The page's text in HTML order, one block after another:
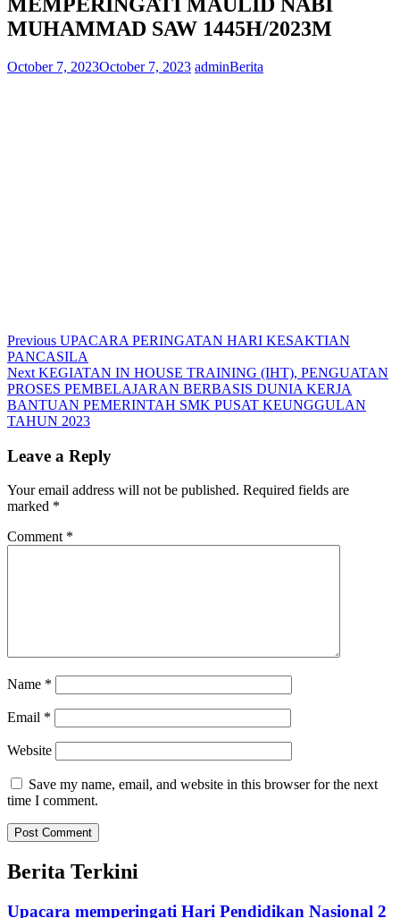
MUHAMMAD SAW 1445H/2023M
October 7, 2023October 7, 2023 adminBerita
Post
navigation
Previous Previous
post:
UPACARA PERINGATAN HARI KESAKTIAN
PANCASILA
Next Next
post:
KEGIATAN IN HOUSE TRAINING (IHT), PENGUATAN
PROSES PEMBELAJARAN BERBASIS DUNIA KERJA
BANTUAN PEMERINTAH SMK PUSAT KEUNGGULAN
TAHUN 2023
Leave a Reply
Your email address will not be published. Required fields are
marked *
Comment *
Name *
Email *
Website
Save my name, email, and website in this browser for the next
time I comment.
Berita Terkini
Upacara memperingati Hari Pendidikan Nasional 2